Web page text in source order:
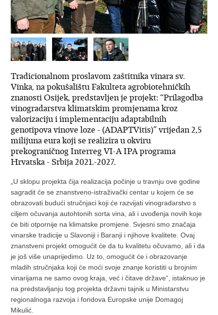
​Tradicionalnom proslavom zaštitnika vinara sv.
Vinka, na pokušalištu Fakulteta agrobiotehničkih
znanosti Osijek, predstavljen je projekt: “Prilagodba
vinogradarstva klimatskim promjenama kroz
valorizaciju i implementaciju adaptabilnih
genotipova vinove loze - (ADAPTVitis)” vrijedan 2,5
milijuna eura koji se realizira u okviru
prekograničnog Interreg VI-A IPA programa
Hrvatska - Srbija 2021.-2027.
„U sklopu projekta čija realizacija počinje u travnju ove godine
sagradit će se znanstveno-istraživački centar u kojem će se
obrazovati budući stručnjaci koji će razvijati vinogradarstvo s
ciljem očuvanja autohtonih sorta vina, ali i uvođenja novih koje
će biti otpornije na klimatske promjene. Svjesni smo značaja
vinarske tradicije u Slavoniji i Baranji i njihove kvalitete. Ovaj
znanstveni projekt omogućit će da tu kvalitetu očuvamo, ali i da
je još više unaprijedimo. Uz to, omogućit će i obrazovanje
mladih stručnjaka koji će moći svoje znanje koristiti u brojnim
vinarijama ne samo ovog kraja, već i čitave države“, istaknuo je
na predstavljanju tog projekta državni tajnik u Ministarstvu
regionalnoga razvoja i fondova Europske unije Domagoj
Mikulić.